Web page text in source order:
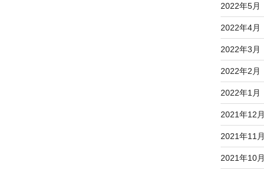
2022年5月
2022年4月
2022年3月
2022年2月
2022年1月
2021年12月
2021年11月
2021年10月